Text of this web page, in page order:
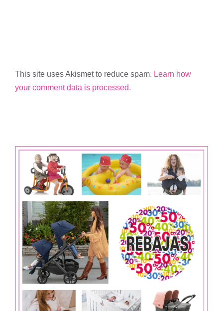
This site uses Akismet to reduce spam. Learn how
your comment data is processed.